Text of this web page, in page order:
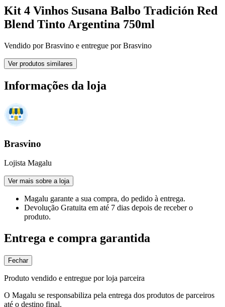
Kit 4 Vinhos Susana Balbo Tradición Red
Blend Tinto Argentina 750ml
Vendido porBrasvino e entregue por Brasvino
Ver produtos similares
Informações da loja
Brasvino
Lojista Magalu
Ver mais sobre a loja
Magalu garante a sua compra, do pedido à entrega.
Devolução Gratuita em até 7 dias depois de receber o
produto.
Entrega e compra garantida
Fechar
Produto vendido e entregue por loja parceira
O Magalu se responsabiliza pela entrega dos produtos de parceiros
até o destino final.